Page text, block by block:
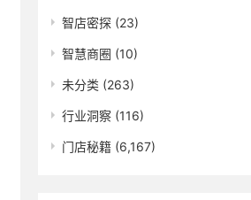
智店密探 (23)
智慧商圈 (10)
未分类 (263)
行业洞察 (116)
门店秘籍 (6,167)